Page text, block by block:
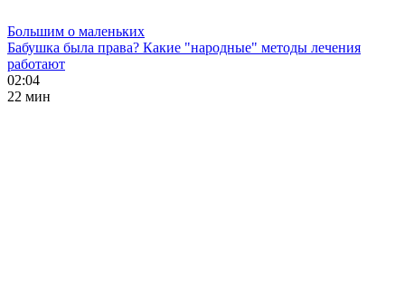
Большим о маленьких
Бабушка была права? Какие "народные" методы лечения
работают
02:04
22 мин